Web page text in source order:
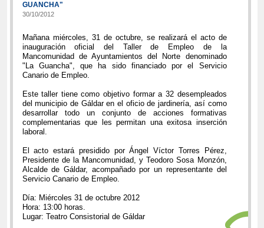
GUANCHA"
30/10/2012
Mañana miércoles, 31 de octubre, se realizará el acto de
inauguración oficial del Taller de Empleo de la
Mancomunidad de Ayuntamientos del Norte denominado
"La Guancha", que ha sido financiado por el Servicio
Canario de Empleo.
Este taller tiene como objetivo formar a 32 desempleados
del municipio de Gáldar en el oficio de jardinería, así como
desarrollar todo un conjunto de acciones formativas
complementarias que les permitan una exitosa inserción
laboral.
El acto estará presidido por Ángel Víctor Torres Pérez,
Presidente de la Mancomunidad, y Teodoro Sosa Monzón,
Alcalde de Gáldar, acompañado por un representante del
Servicio Canario de Empleo.
Día: Miércoles 31 de octubre 2012
Hora: 13:00 horas.
Lugar: Teatro Consistorial de Gáldar